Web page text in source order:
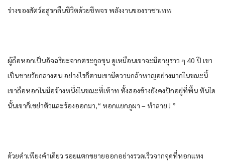
ร่าง​ของ​สัตว์​อสูร​กลืน​ชีวิต​ด้วย​ชีพจร​ พลังงาน​ของ​ราชา​เทพ​
ผู้​ถือ​หอก​เป็น​อัจฉริยะ​จาก​ตระกูล​ซุน​ ดูเหมือน​เขา​จะมีอายุ​ราว ๆ​ 40 ปี เขา​
เป็น​ชาย​วัยกลางคน​ อย่างไรก็ตาม​เขา​มีความกล้าหาญ​อย่าง​มาก​ใน​ขณะนี้​
เขา​ถือ​หอก​ใน​มือ​ข้าง​หนึ่ง​ในขณะที่​เท้า​ท ทั้งสอง​ข้าง​ยังคง​ปัก​อยู่​ที่​พื้น​ ทันใด
นั้น​เขา​ก็​เขย่าตัว​และ​ร้อง​ออกมา​,“ หอก​แยก​ภูผา​ – ทำลาย​ ! ”
ด้วย​คำ​เพียง​คำ​เดียว​ รอยแตก​ขยาย​ออก​อย่าง​รวดเร็ว​จาก​จุด​ที่​หอก​แทง​